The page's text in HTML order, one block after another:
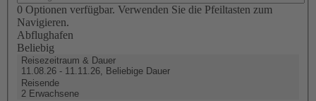
0 Optionen verfügbar. Verwenden Sie die Pfeiltasten zum
Navigieren.
Abflughafen
Beliebig
Reisezeitraum & Dauer
11.08.26 - 11.11.26, Beliebige Dauer
Reisende
2 Erwachsene